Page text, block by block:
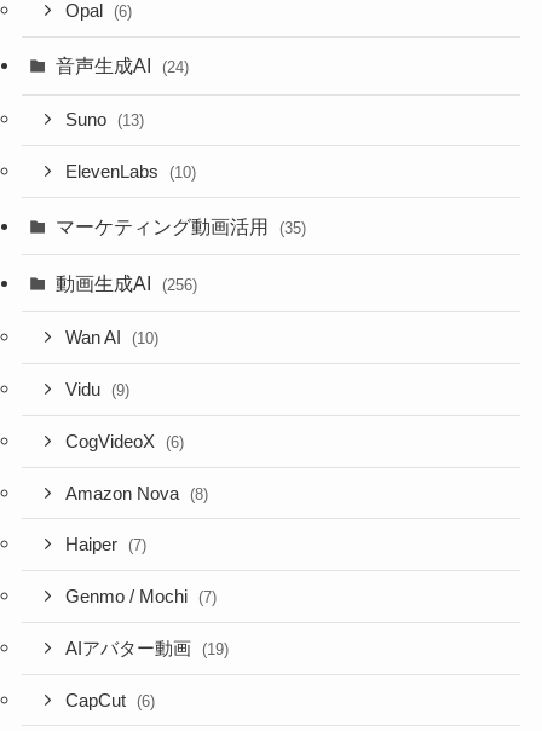
Opal (6)
音声生成AI (24)
Suno (13)
ElevenLabs (10)
マーケティング動画活用 (35)
動画生成AI (256)
Wan AI (10)
Vidu (9)
CogVideoX (6)
Amazon Nova (8)
Haiper (7)
Genmo / Mochi (7)
AIアバター動画 (19)
CapCut (6)